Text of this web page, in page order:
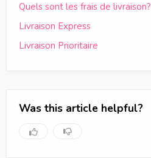
Quels sont les frais de livraison?
Livraison Express
Livraison Prioritaire
Was this article helpful?